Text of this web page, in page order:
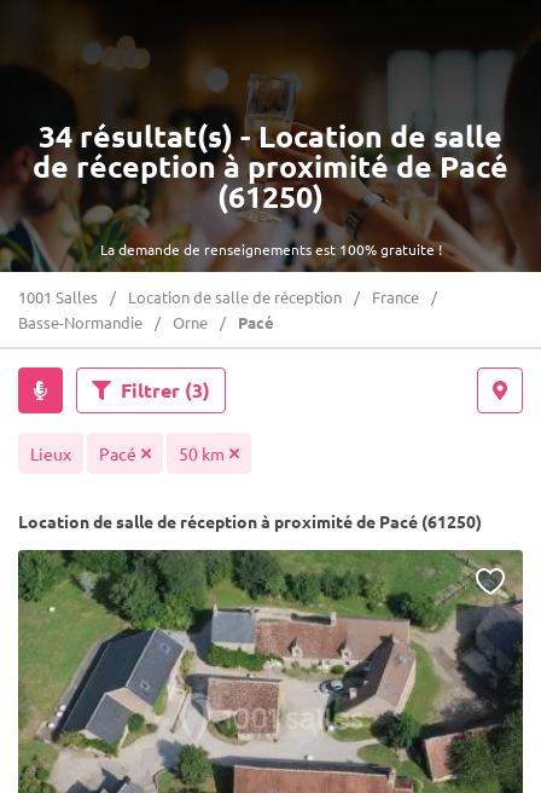
La demande de renseignements est 100% gratuite !
34 résultat(s) - Location de salle
de réception à proximité de Pacé
(61250)
1001 Salles Location de salle de réception
France
Basse-Normandie
Orne Pacé
Filtrer (3)
Lieux Pacé 50 km
Location de salle de réception à proximité de Pacé (61250)